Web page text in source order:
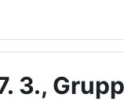
3.,